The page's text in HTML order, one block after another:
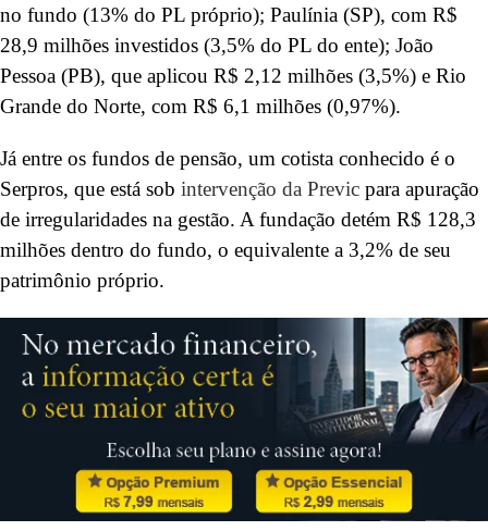
no fundo (13% do PL próprio); Paulínia (SP), com R$
28,9 milhões investidos (3,5% do PL do ente); João
Pessoa (PB), que aplicou R$ 2,12 milhões (3,5%) e Rio
Grande do Norte, com R$ 6,1 milhões (0,97%).
Já entre os fundos de pensão, um cotista conhecido é o
Serpros, que está sob intervenção da Previc para apuração
de irregularidades na gestão. A fundação detém R$ 128,3
milhões dentro do fundo, o equivalente a 3,2% de seu
patrimônio próprio.